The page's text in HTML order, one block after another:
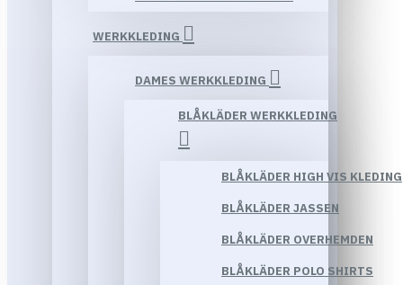
WERKKLEDING
DAMES WERKKLEDING
BLÅKLÄDER WERKKLEDING
BLÅKLÄDER HIGH VIS KLEDING
BLÅKLÄDER JASSEN
BLÅKLÄDER OVERHEMDEN
BLÅKLÄDER POLO SHIRTS